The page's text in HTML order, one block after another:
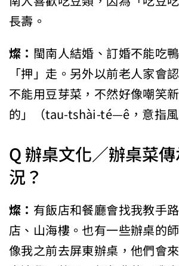
長壽。
燦：閩南人結婚、訂婚不能吃
「押」走。另外以前老人家會
不能用豆芽菜，不然好像嘲笑
的」（tau-tshài-té—ê，意指
Q 辦桌文化／辦桌菜
況？
燦：有飯店和餐廳會找我教手
店、山海樓。也有一些辦桌的
像我之前去屏東辦桌，他們會